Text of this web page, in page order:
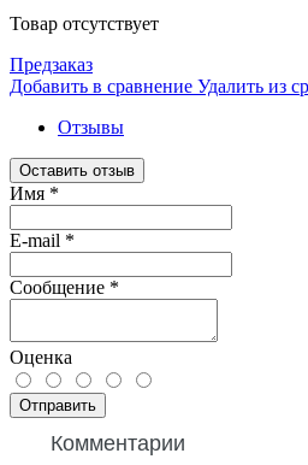
Товар отсутствует
Предзаказ
Добавить в сравнение Удалить из
Отзывы
Оставить отзыв
Имя *
E-mail *
Сообщение *
Оценка
Отправить
Комментарии